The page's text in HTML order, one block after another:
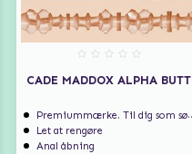
CADE MADDOX ALPHA BUTT
Premiummærke. Til dig som søger ekstra høj kvalitet.
Let at rengøre
Anal åbning